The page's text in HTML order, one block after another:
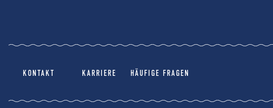
KONTAKT KARRIERE HÄUFIGE FRAGEN